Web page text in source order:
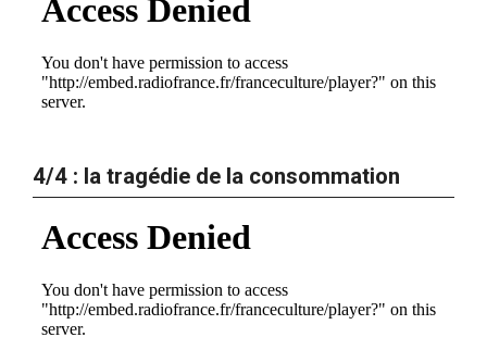
4/4 : la tragédie de la consommation